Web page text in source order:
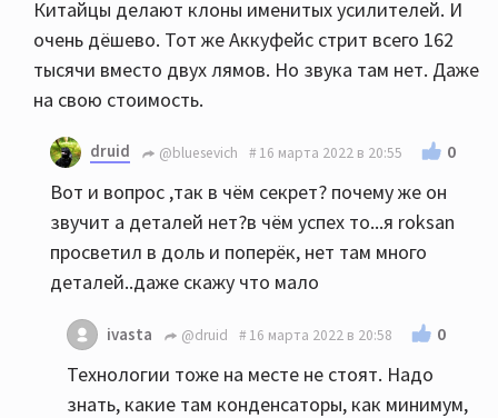
Китайцы делают клоны именитых усилителей. И
очень дёшево. Тот же Аккуфейс стрит всего 162
тысячи вместо двух лямов. Но звука там нет. Даже
на свою стоимость.
druid @bluesevich 16 марта 2022 в 20:55 0
Вот и вопрос ,так в чём секрет? почему же он
звучит а деталей нет?в чём успех то...я roksan
просветил в доль и поперёк, нет там много
деталей..даже скажу что мало
ivasta @druid 16 марта 2022 в 20:58 0
Технологии тоже на месте не стоят. Надо
знать, какие там конденсаторы, как минимум,